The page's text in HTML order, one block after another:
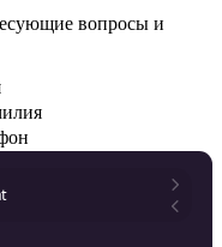
вопросы и